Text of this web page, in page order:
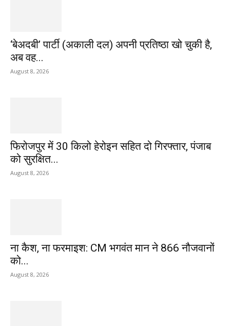
‘बेअदबी’ पार्टी (अकाली दल) अपनी प्रतिष्ठा खो चुकी है,
अब वह...
August 8, 2026
फिरोजपुर में 30 किलो हेरोइन सहित दो गिरफ्तार, पंजाब
को सुरक्षित...
August 8, 2026
ना कैश, ना फरमाइश: CM भगवंत मान ने 866 नौजवानों
को...
August 8, 2026